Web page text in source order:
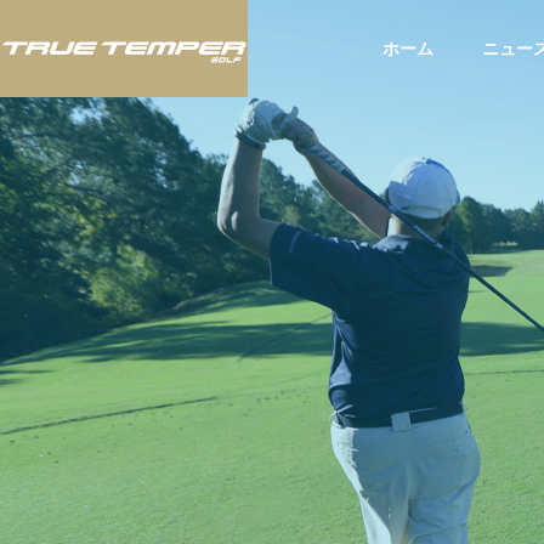
ホーム ニュー
BLOG
スタッフブログ
：
ツアー
JLPGAツアー「富士フィルム・
スタジオアリス女子オープン」
にてTRUE TEMPERシャフト使
用のウー・チャイエン選手が今
アメリ
された
て
選手が